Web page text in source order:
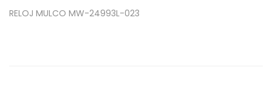
RELOJ MULCO MW-24993L-023